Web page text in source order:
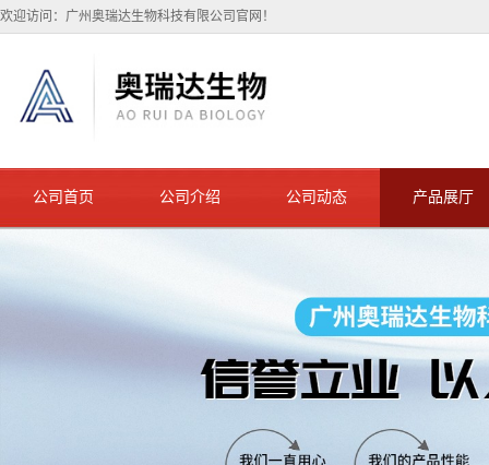
欢迎访问：广州奥瑞达生物科技有限公司官网！
公司首页 公司介绍 公司动态 产品展厅